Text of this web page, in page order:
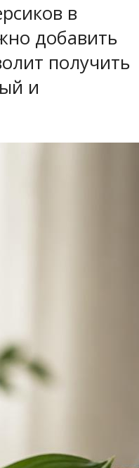
в
добавить
получить
и